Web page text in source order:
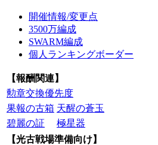
開催情報/変更点
3500万編成
SWARM編成
個人ランキングボーダー
【報酬関連】
勲章交換優先度
果報の古箱 天醒の蒼玉
碧麗の証
極星器
【光古戦場準備向け】